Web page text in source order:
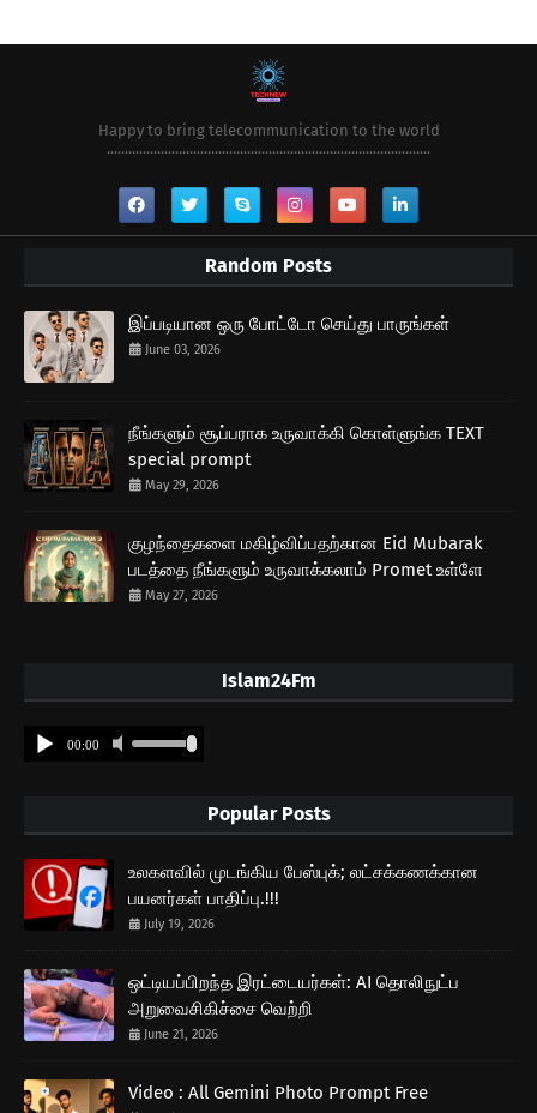
Happy to bring telecommunication to the world
..........................................................................................
Random Posts
இப்படியான ஒரு போட்டோ செய்து பாருங்கள்
June 03, 2026
நீங்களும் சூப்பராக உருவாக்கி கொள்ளுங்க TEXT
special prompt
May 29, 2026
குழந்தைகளை மகிழ்விப்பதற்கான Eid Mubarak
படத்தை நீங்களும் உருவாக்கலாம் Promet உள்ளே
May 27, 2026
Islam24Fm
Popular Posts
உலகளவில் முடங்கிய பேஸ்புக்; லட்சக்கணக்கான
பயனர்கள் பாதிப்பு.!!!
July 19, 2026
ஒட்டியப்பிறந்த இரட்டையர்கள்: AI தொலிநுட்ப
அறுவைசிகிச்சை வெற்றி
June 21, 2026
Video : All Gemini Photo Prompt Free